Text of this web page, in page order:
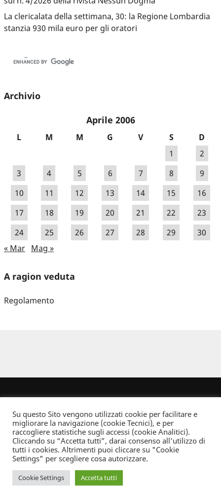
La clericalata della settimana, 30: la Regione Lombardia
stanzia 930 mila euro per gli oratori
Archivio
Aprile 2006
L M M G V S
D
1
2
3
4 5 6 7 8
9
10
11 12 13 14 15
16
17
18 19 20 21 22
23
24
25 26 27 28 29
30
« Mar Mag »
A ragion veduta
Regolamento
Dove non indicato altrimenti quest’opera è distribuita con Licenza
Creative Commons Attribuzione - Non commerciale - Non opere derivate 2.5 Italia
Informativa sulla privacy
Su questo Sito vengono utilizzati cookie per facilitare e
migliorare la navigazione (cookie Tecnici), e per
raccogliere statistiche sugli accessi (cookie Analitici).
Cliccando su “Accetta tutti”, darai consenso all'utilizzo di
tutti i cookies. Altrimenti puoi cliccare su "Cookie
Settings" per scegliere cosa autorizzare.
Cookie Settings Accetta tutti